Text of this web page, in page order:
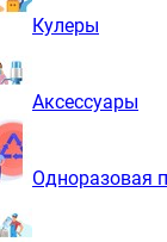
Кулеры
Аксессуары
Одноразовая